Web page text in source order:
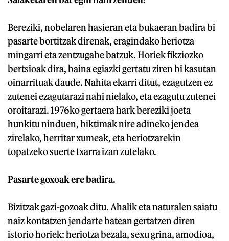
Bereziki, nobelaren hasieran eta bukaeran badira bi
pasarte bortitzak direnak, eragindako heriotza
mingarri eta zentzugabe batzuk. Horiek fikziozko
bertsioak dira, baina egiazki gertatu ziren bi kasutan
oinarrituak daude. Nahita ekarri ditut, ezagutzen ez
zutenei ezagutarazi nahi nielako, eta ezagutu zutenei
oroitarazi. 1976ko gertaera hark bereziki joeta
hunkitu ninduen, biktimak nire adineko jendea
zirelako, herritar xumeak, eta heriotzarekin
topatzeko suerte txarra izan zutelako.
Pasarte goxoak ere badira.
Bizitzak gazi-gozoak ditu. Ahalik eta naturalen saiatu
naiz kontatzen jendarte batean gertatzen diren
istorio horiek: heriotza bezala, sexu grina, amodioa,